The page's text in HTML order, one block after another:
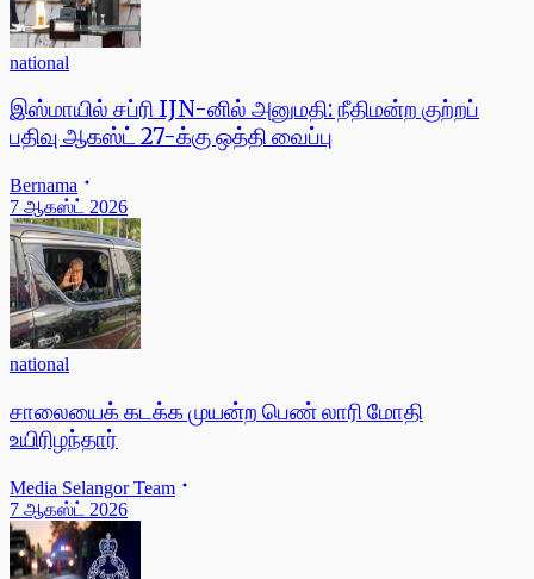
national
இஸ்மாயில் சப்ரி IJN-னில் அனுமதி: நீதிமன்ற குற்றப்
பதிவு ஆகஸ்ட் 27-க்கு ஒத்தி வைப்பு
Bernama
7 ஆகஸ்ட் 2026
national
சாலையைக் கடக்க முயன்ற பெண் லாரி மோதி
உயிரிழந்தார்
Media Selangor Team
7 ஆகஸ்ட் 2026